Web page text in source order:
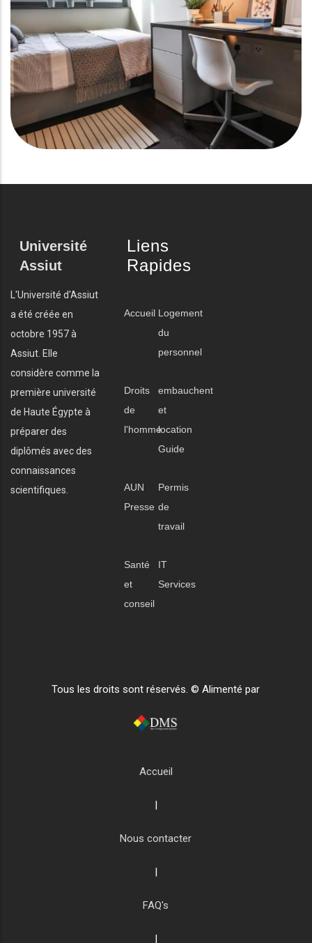
Université
Assiut
L'Université d'Assiut
a été créée en
octobre 1957 à
Assiut. Elle
considère comme la
première université
de Haute Égypte à
préparer des
diplômés avec des
connaissances
scientifiques.
Liens
Rapides
Accueil Logement
du
personnel
Droits
de
l'homme
embauchent
et
location
Guide
AUN
Presse
Permis
de
travail
Santé
et
conseil
IT
Services
Tous les droits sont réservés. © Alimenté par
Accueil
Nous contacter
FAQ's